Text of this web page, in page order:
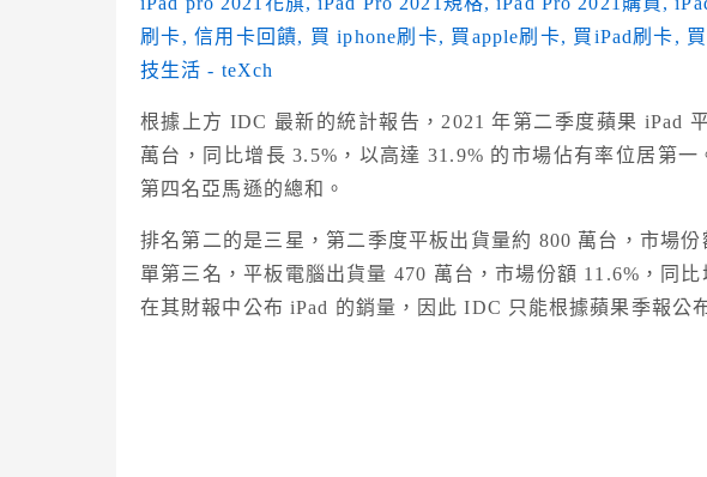
根據上方 IDC 最新的統計報告，2021 年第二季度蘋果 iPad
萬台，同比增長 3.5%，以高達 31.9% 的市場佔有率位居第
第四名亞馬遜的總和。
排名第二的是三星，第二季度平板出貨量約 800 萬台，市場
單第三名，平板電腦出貨量 470 萬台，市場份額 11.6%，同
在其財報中公布 iPad 的銷量，因此 IDC 只能根據蘋果季報公